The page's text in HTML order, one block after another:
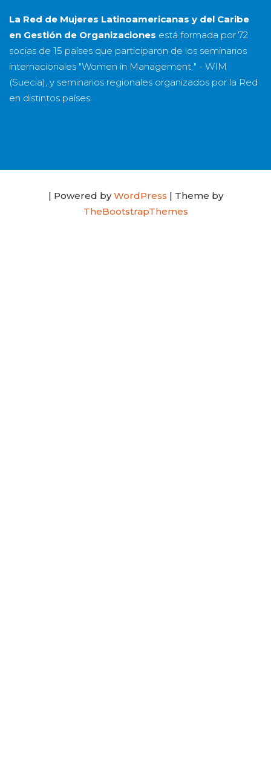
La Red de Mujeres Latinoamericanas y del Caribe
en Gestión de Organizaciones está formada por 72
socias de 15 países que participaron de los seminarios
internacionales "Women in Management " - WIM
(Suecia), y seminarios regionales organizados por la Red
en distintos países.
| Powered byWordPress | Theme by
TheBootstrapThemes